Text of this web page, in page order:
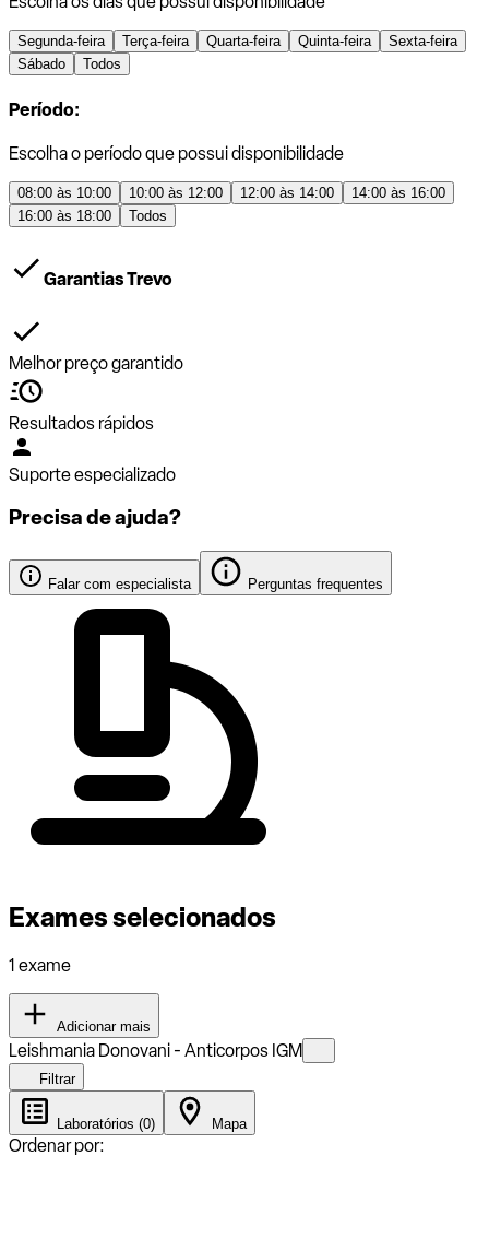
Segunda-feira Terça-feira Quarta-feira Quinta-feira
Sexta-feira
Sábado
Todos
Período:
Escolha o período que possui disponibilidade
08:00 às 10:00 10:00 às 12:00 12:00 às 14:00
14:00 às 16:00
16:00 às 18:00
Todos
Garantias Trevo
Melhor preço garantido
Resultados rápidos
Suporte especializado
Precisa de ajuda?
Falar com especialista Perguntas frequentes
Exames selecionados
1 exame
Adicionar mais
Leishmania Donovani - Anticorpos IGM
Filtrar
Laboratórios (0) Mapa
Ordenar por: